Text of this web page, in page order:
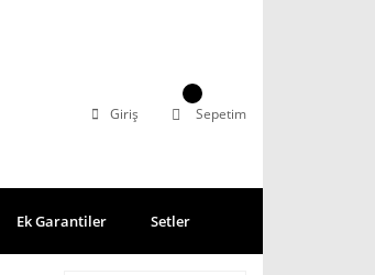
Giriş Sepetim
Ek Garantiler Setler